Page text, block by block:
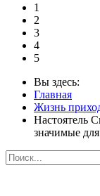
1
2
3
4
5
Вы здесь:
Главная
Жизнь
Настоятель
значимые